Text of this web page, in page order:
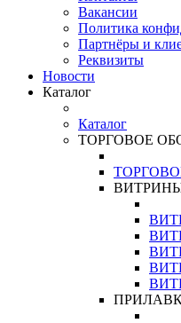
Вакансии
Политика
Партнёры и
Реквизиты
Новости
Каталог
Каталог
ТОРГОВОЕ